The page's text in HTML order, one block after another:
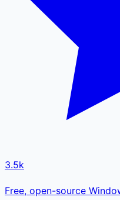
3.5k
Free, open-source